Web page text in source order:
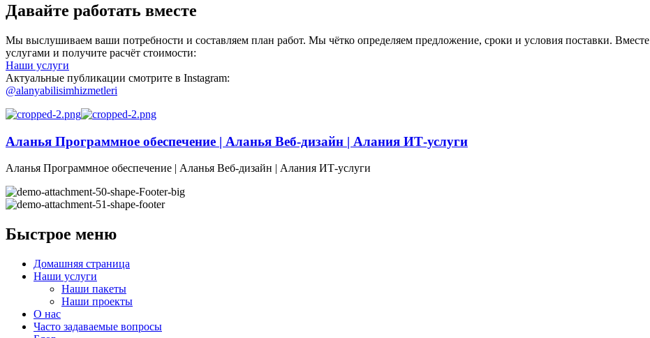
Давайте работать вместе
Мы выслушиваем ваши потребности и составляем план работ. Мы чётко определяем предложение, сроки и условия поставки.
услугами и получите расчёт стоимости:
Наши услуги
Актуальные публикации смотрите в Instagram:
@alanyabilisimhizmetleri
Аланья Программное обеспечение | Аланья Веб-дизайн | Алания ИТ-услуги
Аланья Программное обеспечение | Аланья Веб-дизайн | Алания ИТ-услуги
Быстрое меню
Домашняя страница
Наши услуги
Наши пакеты
Наши проекты
О нас
Часто задаваемые вопросы